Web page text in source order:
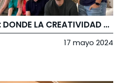
CASA DECOR 2024: DONDE LA CREATIVIDAD Y LA ELEGANCIA SE ENCUENTRAN
17 mayo 2024